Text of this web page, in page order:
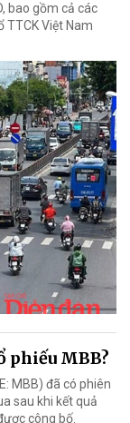
bao gồm cả các
TTCK Việt Nam
phiếu MBB?
MBB) đã có phiên
sau khi kết quả
công bố.